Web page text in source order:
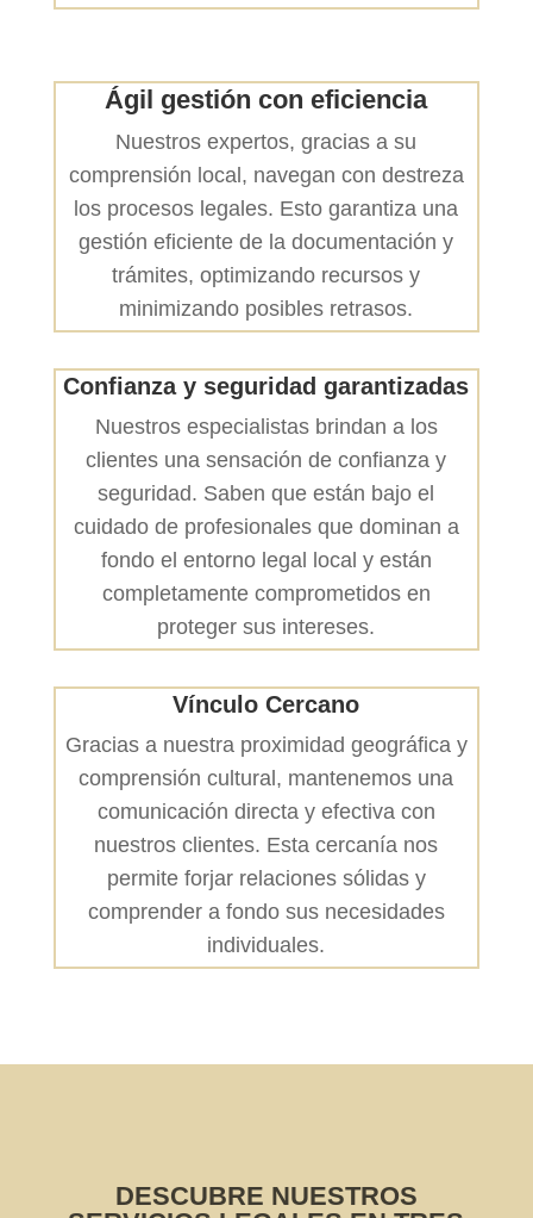
Ágil gestión con eficiencia
Nuestros expertos, gracias a su
comprensión local, navegan con destreza
los procesos legales. Esto garantiza una
gestión eficiente de la documentación y
trámites, optimizando recursos y
minimizando posibles retrasos.
Confianza y seguridad garantizadas
Nuestros especialistas brindan a los
clientes una sensación de confianza y
seguridad. Saben que están bajo el
cuidado de profesionales que dominan a
fondo el entorno legal local y están
completamente comprometidos en
proteger sus intereses.
Vínculo Cercano
Gracias a nuestra proximidad geográfica y
comprensión cultural, mantenemos una
comunicación directa y efectiva con
nuestros clientes. Esta cercanía nos
permite forjar relaciones sólidas y
comprender a fondo sus necesidades
individuales.
DESCUBRE NUESTROS